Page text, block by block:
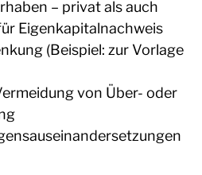
– privat als auch
Eigenkapitalnachweis
(Beispiel: zur Vorlage
von Über- oder